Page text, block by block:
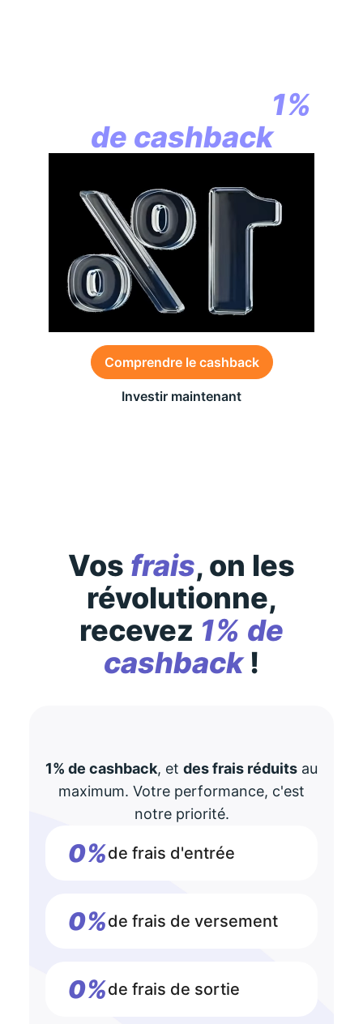
1%
de cashback
Comprendre le cashback
Investir maintenant
Vos frais, on les
révolutionne,
recevez 1% de
cashback!
1% de cashback, et des frais réduits au
maximum. Votre performance, c'est
notre priorité.
0%de frais d'entrée
0%de frais de versement
0%de frais de sortie